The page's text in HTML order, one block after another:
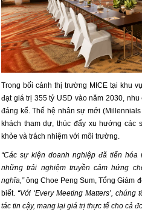
Trong bối cảnh thị trường MICE tại khu
đạt giá trị 355 tỷ USD vào năm 2030,
đáng kể. Thế hệ nhân sự mới
khách tham dự, thúc đẩy xu hướng các
khỏe và trách nhiệm với môi trường.
“Các sự kiện doanh nghiệp đã tiến
những trải nghiệm truyền cảm hứng
nghĩa,”ông Choe Peng Sum, Tổng Giám
biết. “Với ‘Every Meeting Matters’,
tác tin cậy, mang lại giá trị thực tế cho cả